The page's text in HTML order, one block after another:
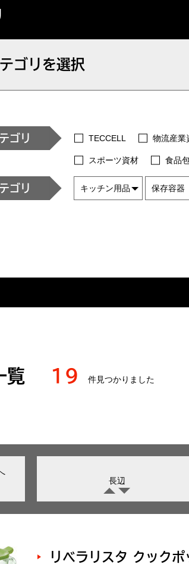
ゴリを選択
ゴリ TECCELL 物流産業
スポーツ資材 食品
ゴリ
覧 19 件見つかりました
長辺
リベラリスタ クックポ